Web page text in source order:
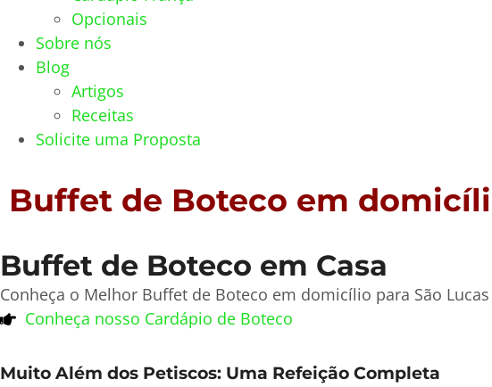
Opcionais
Sobre nós
Blog
Artigos
Receitas
Solicite uma Proposta
Buffet de Boteco em
Buffet de Boteco em Casa
Conheça o Melhor Buffet de Boteco em domicílio para São
Conheça nosso Cardápio de Boteco
Muito Além dos Petiscos: Uma Refeição Completa